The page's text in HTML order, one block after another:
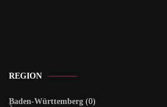
REGION
Baden-Württemberg (0)